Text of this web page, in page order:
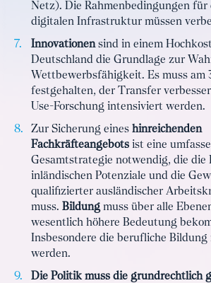
Netz). Die Rahmenbedingungen für
digitalen Infrastruktur müssen
Innovationensind in einem
Deutschland die Grundlage zur
Wettbewerbsfähigkeit. Es muss am
festgehalten, der Transfer
Use-Forschung intensiviert werden.
Zur Sicherung eines hinreichenden
Fachkräfteangebots ist eine
Gesamtstrategie notwendig, die die
inländischen Potenziale und die
qualifizierter ausländischer
muss. Bildung muss über alle
wesentlich höhere Bedeutung
Insbesondere die berufliche
werden.
Die Politik muss die grundrechtlich